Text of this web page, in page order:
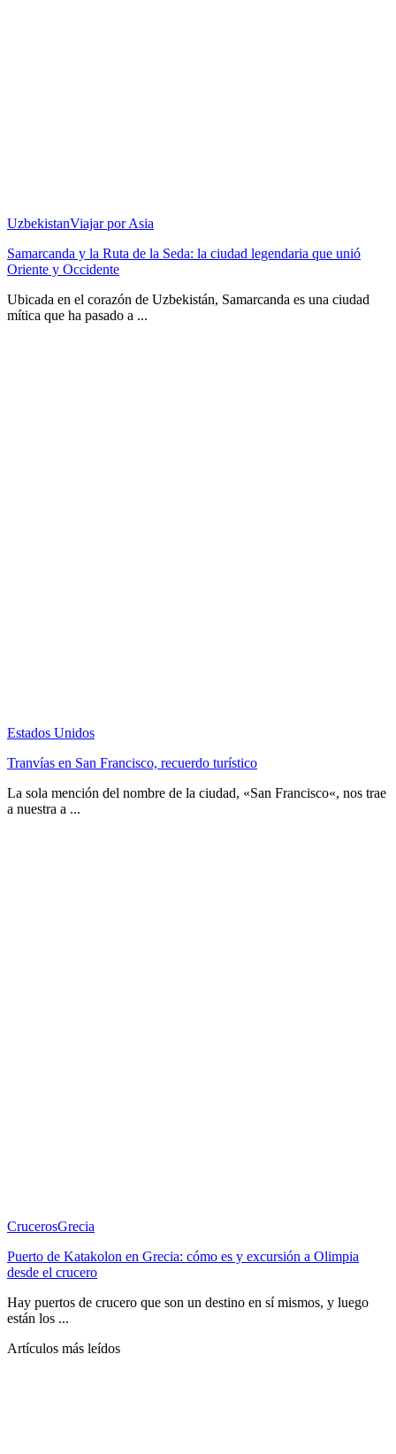
UzbekistanViajar por Asia
Samarcanda y la Ruta de la Seda: la ciudad legendaria que unió
Oriente y Occidente
Ubicada en el corazón de Uzbekistán, Samarcanda es una ciudad
mítica que ha pasado a ...
Estados Unidos
Tranvías en San Francisco, recuerdo turístico
La sola mención del nombre de la ciudad, «San Francisco«, nos trae
a nuestra a ...
CrucerosGrecia
Puerto de Katakolon en Grecia: cómo es y excursión a Olimpia
desde el crucero
Hay puertos de crucero que son un destino en sí mismos, y luego
están los ...
Artículos más leídos